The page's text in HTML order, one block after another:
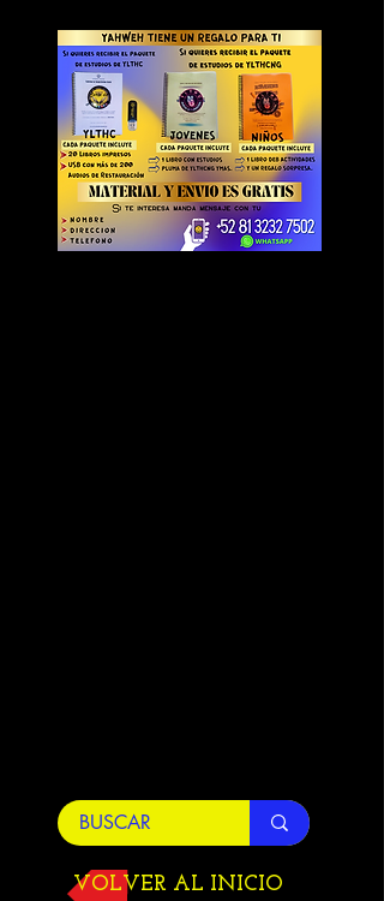
VOLVER AL INICIO